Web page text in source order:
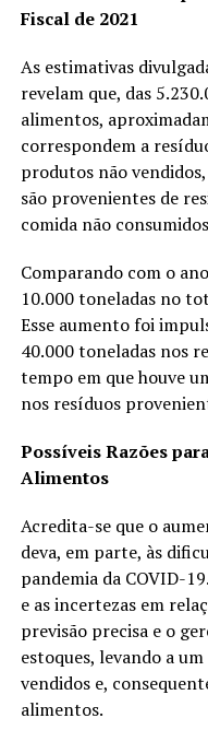
Fiscal de 2021
As estimativas
revelam que, das
alimentos,
correspondem a
produtos não
são provenientes de
comida não
Comparando com o
10.000 toneladas no
Esse aumento foi
40.000 toneladas nos
tempo em que houve
nos resíduos
Possíveis Razões
Alimentos
Acredita-se que o
deva, em parte, às
pandemia da COVID-
e as incertezas em
previsão precisa e o
estoques, levando a
vendidos e,
alimentos.